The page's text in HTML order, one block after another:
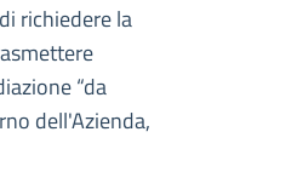
richiedere la
“da
dell'Azienda,